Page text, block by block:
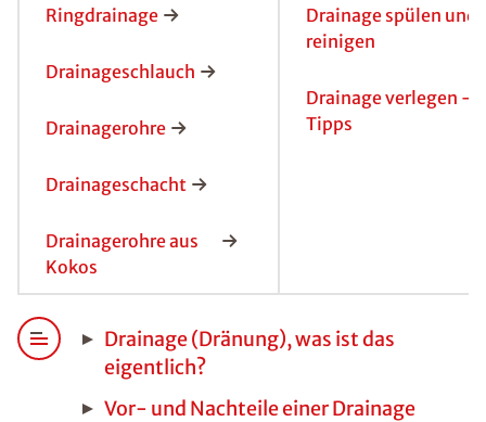
Ringdrainage
Drainageschlauch
Drainagerohre
Drainageschacht
Drainagerohre aus
Kokos
Drainage spülen und
reinigen
Drainage verlegen -
Tipps
Drainage (Dränung), was ist das
eigentlich?
Vor- und Nachteile einer Drainage